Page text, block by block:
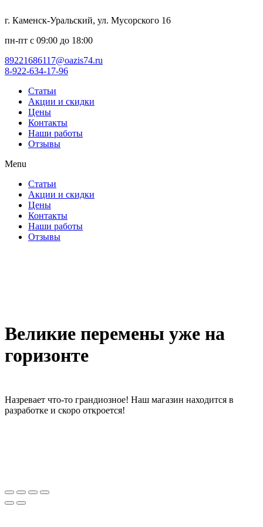
г. Каменск-Уральский, ул. Мусорского 16
пн-пт с 09:00 до 18:00
89221686117@oazis74.ru
8-922-634-17-96
Статьи
Акции и скидки
Цены
Контакты
Наши работы
Отзывы
Menu
Статьи
Акции и скидки
Цены
Контакты
Наши работы
Отзывы
Великие перемены уже на
горизонте
Назревает что-то грандиозное! Наш магазин находится в
разработке и скоро откроется!